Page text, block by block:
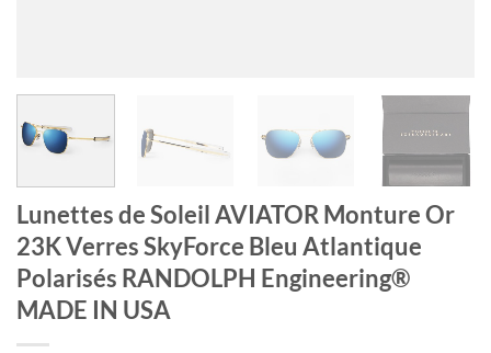
Lunettes de Soleil AVIATOR Monture Or
23K Verres SkyForce Bleu Atlantique
Polarisés RANDOLPH Engineering®
MADE IN USA